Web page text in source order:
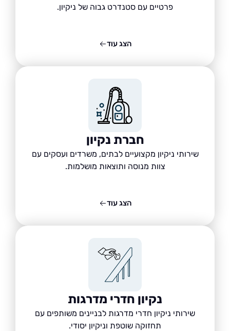
פרטיים עם סטנדרט גבוה של ניקיון.
חברת נקיון
שירותי ניקיון מקצועיים לבתים, משרדים ועסקים עם
צוות מנוסה ותוצאות מושלמות.
נקיון חדרי מדרגות
שירותי ניקיון חדרי מדרגות לבניינים משותפים עם
תחזוקה שוטפת וניקיון יסודי.